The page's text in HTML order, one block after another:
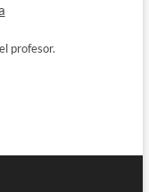
profesor.